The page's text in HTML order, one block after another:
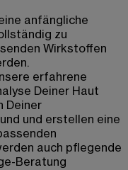
anfängliche
zu
Wirkstoffen
erfahrene
Deiner Haut
Deiner
und erstellen eine
auch pflegende
Beratung